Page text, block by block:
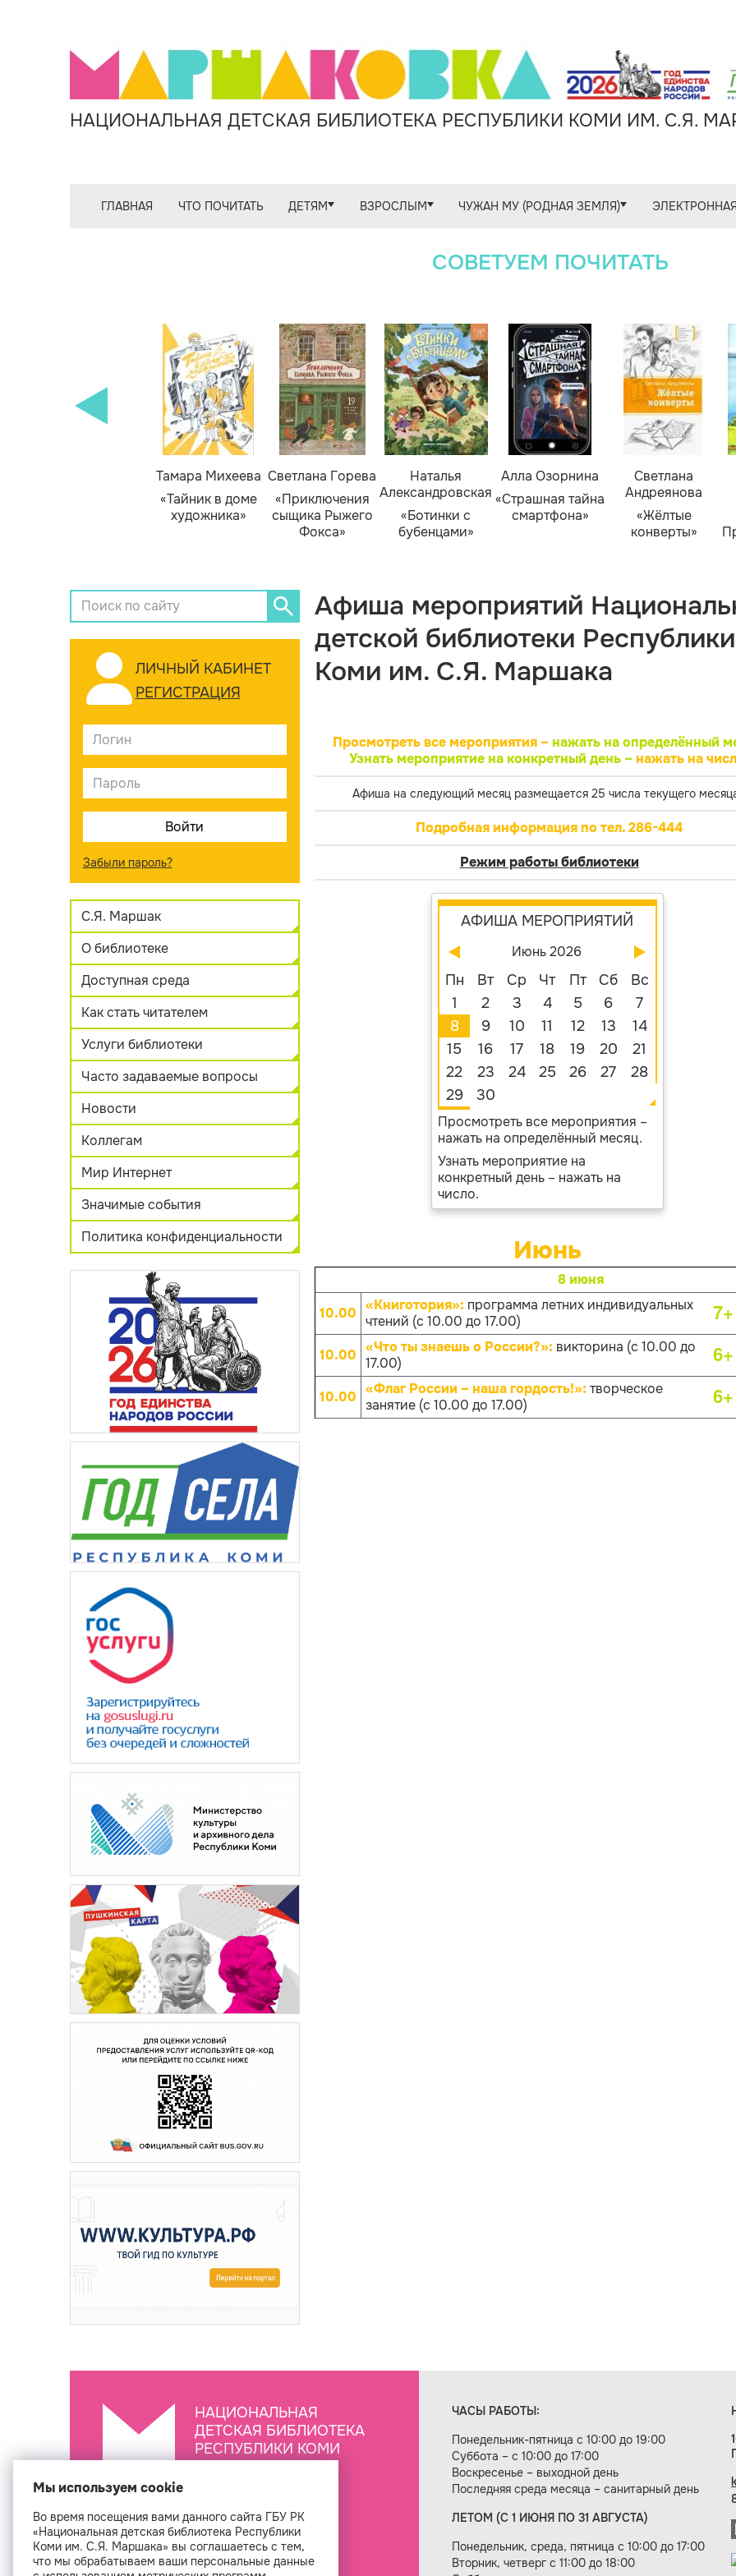
НАЦИОНАЛЬНАЯ ДЕТСКАЯ БИБЛИОТЕКА РЕСПУБЛИКИ КОМИ ИМ. С.Я.
ГЛАВНАЯ ЧТО ПОЧИТАТЬ ДЕТЯМ ВЗРОСЛЫМ ЧУЖАН МУ (РОДНАЯ ЗЕМЛЯ)
СОВЕТУЕМ ПОЧИТАТЬ
Тамара Михеева
«Тайник в доме
художника»
Светлана Горева
«Приключения
сыщика Рыжего
Фокса»
Наталья
Александровская
«Ботинки с
бубенцами»
Алла Озорнина
«Страшная тайна
смартфона»
Светлана
Андреянова
«Жёлтые
конверты»
ЛИЧНЫЙ КАБИНЕТ
РЕГИСТРАЦИЯ
Забыли пароль?
С.Я. Маршак
О библиотеке
Доступная среда
Как стать читателем
Услуги библиотеки
Часто задаваемые вопросы
Новости
Коллегам
Мир Интернет
Значимые события
Политика конфиденциальности
Афиша мероприятий
детской библиотеки Республики
Коми им. С.Я. Маршака
Просмотреть все мероприятия – нажать на определённый
Узнать мероприятие на конкретный день –нажать на
Афиша на следующий месяц размещается 25 числа текущего
Подробная информация по тел. 286-444
Режим работы библиотеки
АФИША МЕРОПРИЯТИЙ
Июнь 2026
Пн Вт Ср Чт Пт Сб
Вс
1
2 3 4 5 6
7
8
9 10 11 12 13
14
15
16 17 18 19 20
21
22
23 24 25 26 27
28
29
30
Просмотреть все мероприятия –
нажать на определённый месяц.
Узнать мероприятие на
конкретный день – нажать на
число.
Июнь
8 июня
10.00 «Книготория»: программа летних индивидуальных
чтений (с 10.00 до 17.00)
7+
10.00 «Что ты знаешь о России?»: викторина (с 10.00 до
17.00)
6+
10.00 «Флаг России – наша гордость!»: творческое
занятие (с 10.00 до 17.00)
6+
НАЦИОНАЛЬНАЯ
ДЕТСКАЯ БИБЛИОТЕКА
РЕСПУБЛИКИ КОМИ
ЧАСЫ РАБОТЫ:
Понедельник-пятница с 10:00 до 19:00
Суббота – с 10:00 до 17:00
Воскресенье – выходной день
Последняя среда месяца – санитарный день
ЛЕТОМ (С 1 ИЮНЯ ПО 31 АВГУСТА)
Понедельник, среда, пятница с 10:00 до 17:00
Вторник, четверг с 11:00 до 18:00
Создание сайта — веб-студия «Цифровой век»
Мы используем cookie
Во время посещения вами данного сайта ГБУ РК
«Национальная детская библиотека Республики
Коми им. С.Я. Маршака» вы соглашаетесь с тем,
что мы обрабатываем ваши персональные данные